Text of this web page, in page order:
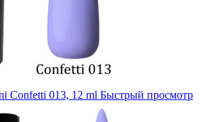
Быстрый просмотр